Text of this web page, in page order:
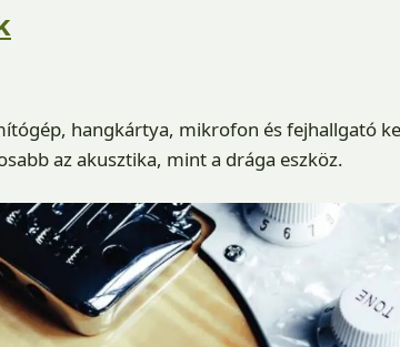
hangkártya, mikrofon és fejhallgató
az akusztika, mint a drága eszköz.